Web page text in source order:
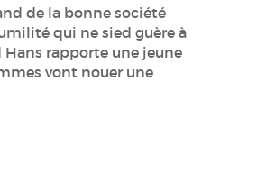
de la bonne société
qui ne sied guère à
rapporte une jeune
vont nouer une